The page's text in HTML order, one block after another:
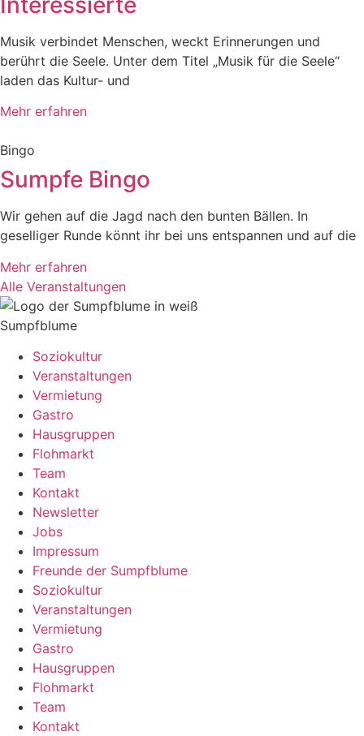
Musik verbindet Menschen, weckt Erinnerungen und
berührt die Seele. Unter dem Titel „Musik für die Seele“
laden das Kultur- und
Mehr erfahren
Bingo
Sumpfe Bingo
Wir gehen auf die Jagd nach den bunten Bällen. In
geselliger Runde könnt ihr bei uns entspannen und auf die
Mehr erfahren
Alle Veranstaltungen
Sumpfblume
Soziokultur
Veranstaltungen
Vermietung
Gastro
Hausgruppen
Flohmarkt
Team
Kontakt
Newsletter
Jobs
Impressum
Freunde der Sumpfblume
Soziokultur
Veranstaltungen
Vermietung
Gastro
Hausgruppen
Flohmarkt
Team
Kontakt